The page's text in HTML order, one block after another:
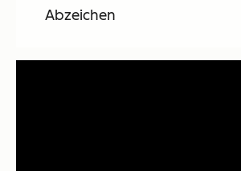
Abzeichen